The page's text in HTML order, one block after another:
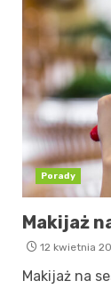
Porady
Makijaż
12 kwietnia
Makijaż na